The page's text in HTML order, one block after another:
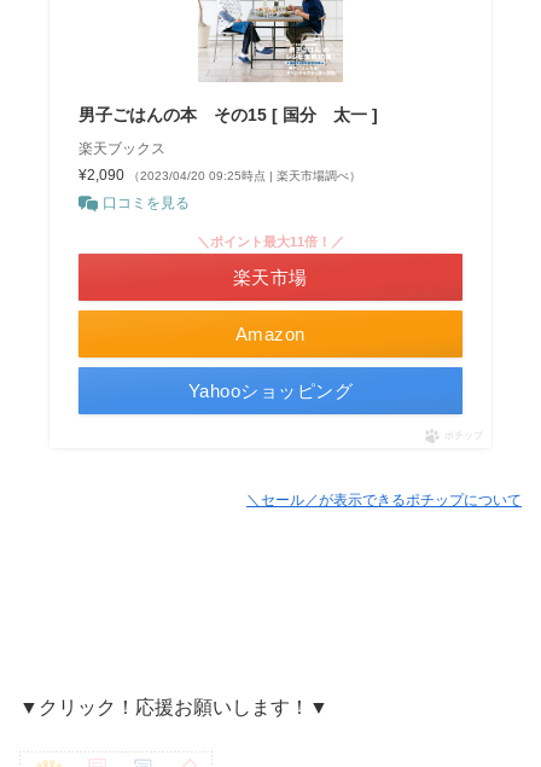
男子ごはんの本 その15 [ 国分 太一 ]
楽天ブックス
¥2,090
（2023/04/20 09:25時点 | 楽天市場調べ）
口コミを見る
Amazon
＼ポイント最大11倍！／
楽天市場
Yahooショッピング
ポチップ
＼セール／が表示できるポチップについて
▼クリック！応援お願いします！▼